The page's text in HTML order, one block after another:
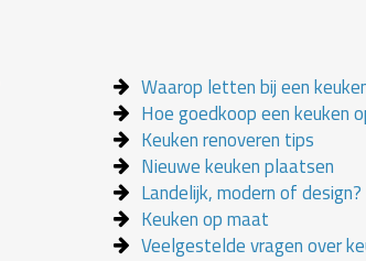
Waarop letten bij een
Hoe goedkoop een keuken
Keuken renoveren tips
Nieuwe keuken plaatsen
Landelijk, modern of design?
Keuken op maat
Veelgestelde vragen over